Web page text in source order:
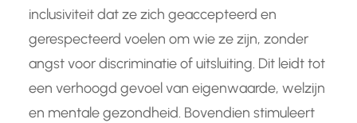
inclusiviteit dat ze zich geaccepteerd en
gerespecteerd voelen om wie ze zijn, zonder
angst voor discriminatie of uitsluiting. Dit leidt tot
een verhoogd gevoel van eigenwaarde, welzijn
en mentale gezondheid. Bovendien stimuleert